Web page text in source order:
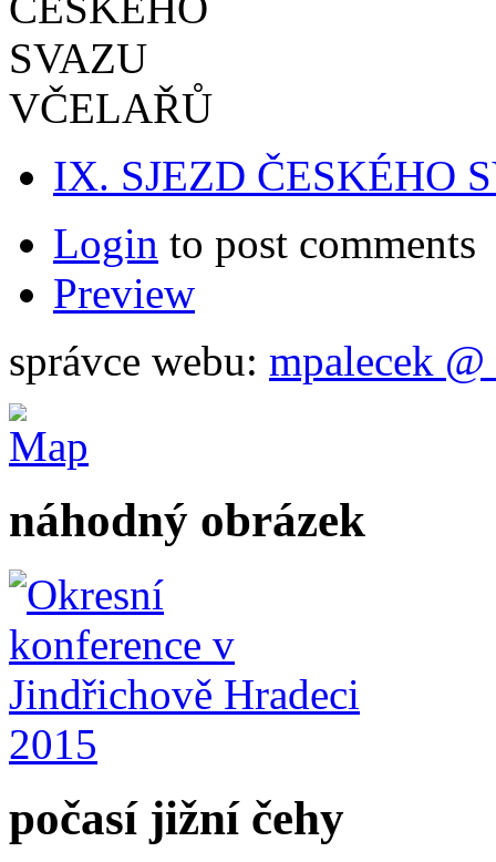
IX. SJEZD ČESKÉHO
Login to post comments
Preview
správce webu: mpalecek @
náhodný obrázek
počasí jižní čehy